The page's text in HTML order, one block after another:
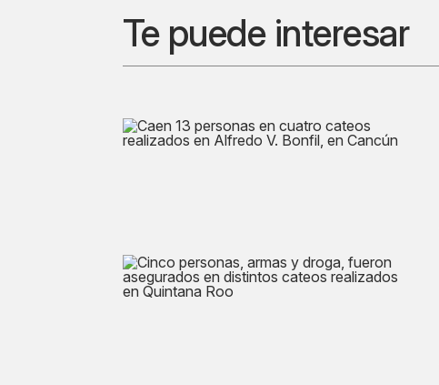
Te puede interesar